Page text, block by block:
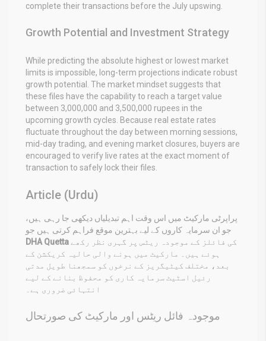
complete their transactions before the July upswing.
Growth Potential and Investment Strategy
While predicting the absolute highest or lowest market
limits is impossible, long-term projections indicate robust
growth potential. The market mindset suggests that
these files have the capability to reach a target value
between 3,000,000 and 3,500,000 rupees in the
upcoming growth cycles. Because real estate rates
fluctuate throughout the day between morning sessions,
mid-day trading, and evening market closures, buyers are
encouraged to verify live rates at the exact moment of
transaction to safely lock their files.
Article (Urdu)
پراپرٹی مارکیٹ میں اس وقت اہم تبدیلیاں دیکھی جا رہی ہیں،
جو ان سرمایہ کاروں کے لیے بہترین موقع فراہم کرتی ہیں جو
DHA Quetta
ہوئے ہیں۔ مارکیٹ میں ہونے والی حالیہ کریکشن کے
بعد، مختلف کیٹیگریز کے نرخوں کو سمجھنا طویل مدتی
رئیل اسٹیٹ سرمایہ کاری کو محفوظ بنانے کے لیے
انتہائی ضروری ہے۔
موجودہ فائل ریٹس اور مارکیٹ کی صورتحال